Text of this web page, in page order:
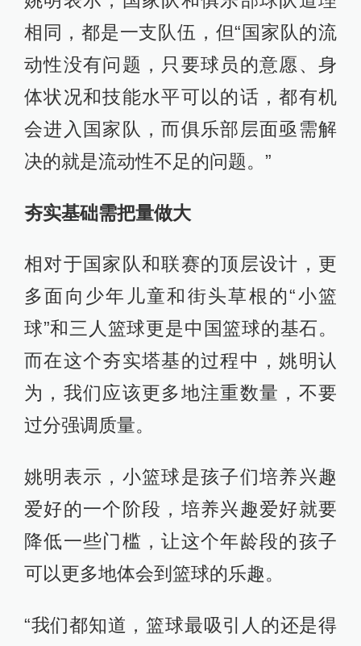
相同，都是一支队伍，但“国家队的流
动性没有问题，只要球员的意愿、身
体状况和技能水平可以的话，都有机
会进入国家队，而俱乐部层面亟需解
决的就是流动性不足的问题。”
夯实基础需把量做大
相对于国家队和联赛的顶层设计，更
多面向少年儿童和街头草根的“小篮
球”和三人篮球更是中国篮球的基石。
而在这个夯实塔基的过程中，姚明认
为，我们应该更多地注重数量，不要
过分强调质量。
姚明表示，小篮球是孩子们培养兴趣
爱好的一个阶段，培养兴趣爱好就要
降低一些门槛，让这个年龄段的孩子
可以更多地体会到篮球的乐趣。
“我们都知道，篮球最吸引人的还是得